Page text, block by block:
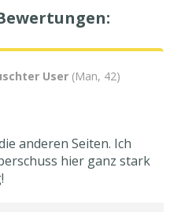
User (Man, 42)
anderen Seiten. Ich
hier ganz stark